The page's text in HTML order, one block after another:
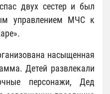
двух сестер и был
управлением МЧС к
насыщенная
Детей развлекали
персонажи, Дед